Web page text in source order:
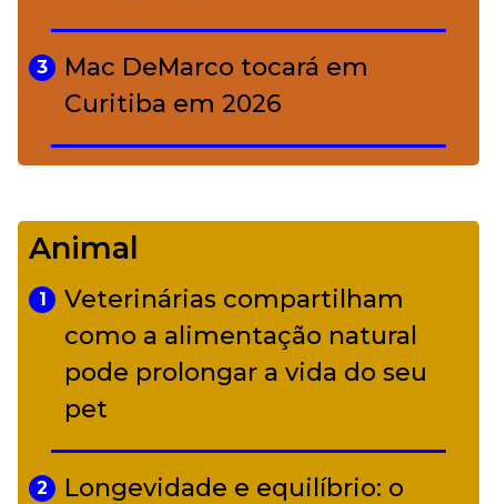
3
Mac DeMarco tocará em
Curitiba em 2026
Camerata tem repertório
diverso a partir de R$ 17
Adriana Calcanhotto retoma
alter ego infantil para show em
Curitiba
Animal
1
Veterinárias compartilham
como a alimentação natural
pode prolongar a vida do seu
pet
2
Longevidade e equilíbrio: o